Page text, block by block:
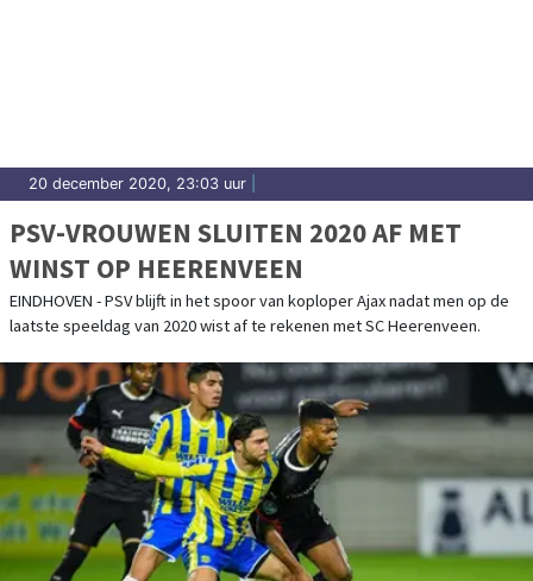
20 december 2020, 23:03 uur
PSV-VROUWEN SLUITEN 2020 AF MET
WINST OP HEERENVEEN
EINDHOVEN - PSV blijft in het spoor van koploper Ajax nadat men op de
laatste speeldag van 2020 wist af te rekenen met SC Heerenveen.